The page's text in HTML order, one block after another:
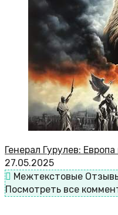
Генерал Гурулев:
27.05.2025
Межтекстовые
Посмотреть все